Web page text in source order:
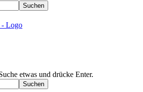
etwas und drücke Enter.